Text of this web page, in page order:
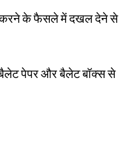
करने के फैसले में दखल देने से
पेपर और बैलेट बॉक्स से